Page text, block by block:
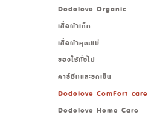
Dodolove Organic
เสื้อผ้าเด็ก
เสื้อผ้าคุณแม่
ของใช้ทั่วไป
คาร์ซีทและรถเข็น
Dodolove ComFort care
Dodolove Home Care